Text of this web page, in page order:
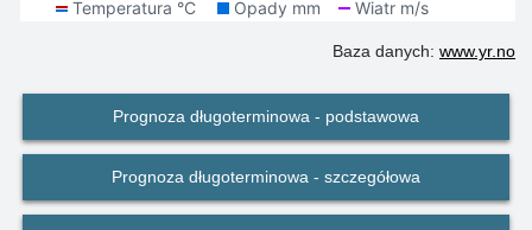
Baza danych: www.yr.no
Prognoza długoterminowa - podstawowa
Prognoza długoterminowa - szczegółowa